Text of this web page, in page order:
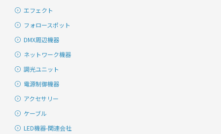
エフェクト
フォロースポット
DMX周辺機器
ネットワーク機器
調光ユニット
電源制御機器
アクセサリー
ケーブル
LED機器-関連会社